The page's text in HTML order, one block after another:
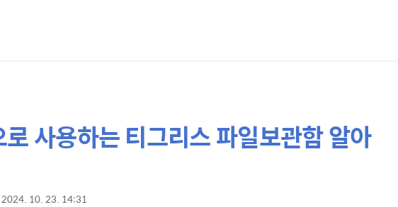
사용하는 티그리스 파일보관함 알아
2024. 10. 23. 14:31